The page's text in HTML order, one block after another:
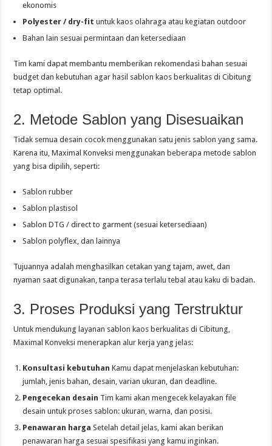
ekonomis
Polyester / dry-fit untuk kaos olahraga atau kegiatan outdoor
Bahan lain sesuai permintaan dan ketersediaan
Tim kami dapat membantu memberikan rekomendasi bahan sesuai
budget dan kebutuhan agar hasil sablon kaos berkualitas di Cibitung
tetap optimal.
2. Metode Sablon yang Disesuaikan
Tidak semua desain cocok menggunakan satu jenis sablon yang sama.
Karena itu, Maximal Konveksi menggunakan beberapa metode sablon
yang bisa dipilih, seperti:
Sablon rubber
Sablon plastisol
Sablon DTG / direct to garment (sesuai ketersediaan)
Sablon polyflex, dan lainnya
Tujuannya adalah menghasilkan cetakan yang tajam, awet, dan
nyaman saat digunakan, tanpa terasa terlalu tebal atau kaku di badan.
3. Proses Produksi yang Terstruktur
Untuk mendukung layanan sablon kaos berkualitas di Cibitung,
Maximal Konveksi menerapkan alur kerja yang jelas:
Konsultasi kebutuhan Kamu dapat menjelaskan kebutuhan:
jumlah, jenis bahan, desain, varian ukuran, dan deadline.
Pengecekan desain Tim kami akan mengecek kelayakan file
desain untuk proses sablon: ukuran, warna, dan posisi.
Penawaran harga Setelah detail jelas, kami akan berikan
penawaran harga sesuai spesifikasi yang kamu inginkan.